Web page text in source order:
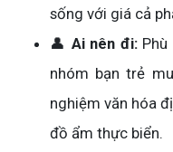
sống với giá cả
👤 Ai nên đi:Phù
nhóm bạn trẻ
nghiệm văn hóa
đồ ẩm thực biển.